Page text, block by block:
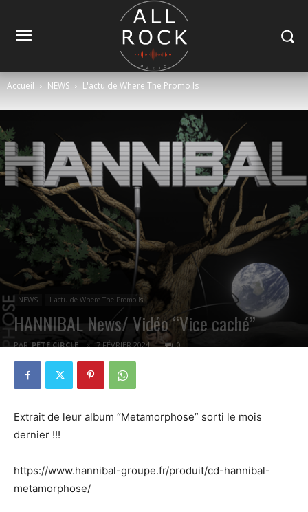
Accueil NEWS L'actu de Where The Promo Is
NEWS L'actu de Where The Promo Is
HANNIBAL News/ Vidéo “Vice caché”
PAR PETE CIRCLE 7 FÉVRIER 2024 0
Extrait de leur album “Metamorphose” sorti le mois
dernier !!!
https://www.hannibal-groupe.fr/produit/cd-hannibal-
metamorphose/